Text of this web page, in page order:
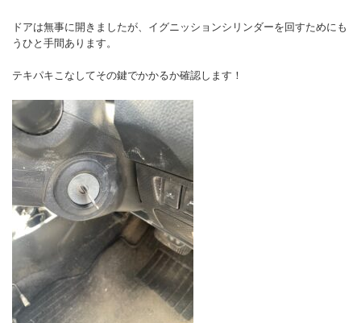
ドアは無事に開きましたが、イグニッションシリンダーを回すためにも
うひと手間あります。
テキパキこなしてその鍵でかかるか確認します！